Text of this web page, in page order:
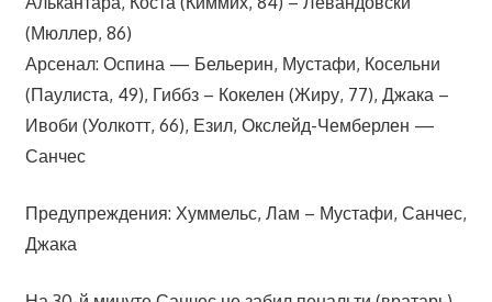
(Мюллер, 86)
Арсенал: Оспина — Бельерин, Мустафи, Косельни
(Паулиста, 49), Гиббз – Кокелен (Жиру, 77), Джака –
Ивоби (Уолкотт, 66), Езил, Окслейд-Чемберлен —
Санчес
Предупреждения: Хуммельс, Лам – Мустафи, Санчес,
Джака